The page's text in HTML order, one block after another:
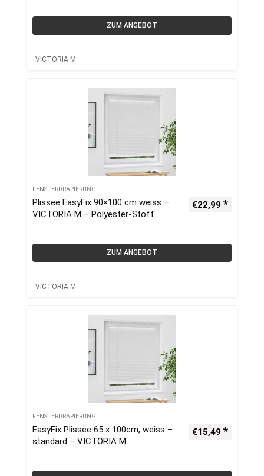
ZUM ANGEBOT
VICTORIA M
FENSTERDRAPIERUNG
Plissee EasyFix 90×100 cm weiss –
VICTORIA M – Polyester-Stoff
€22,99
ZUM ANGEBOT
VICTORIA M
FENSTERDRAPIERUNG
EasyFix Plissee 65 x 100cm, weiss –
standard – VICTORIA M
€15,49